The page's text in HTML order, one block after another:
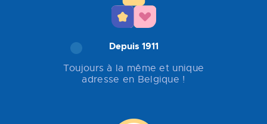
Depuis 1911
Toujours à la même et unique
adresse en Belgique !